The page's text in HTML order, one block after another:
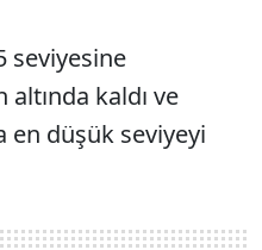
seviyesine
kaldı ve
en düşük seviyeyi